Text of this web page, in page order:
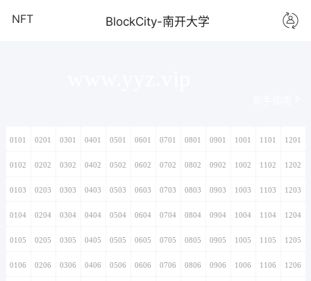
NFT BlockCity-南开大学
0101 0201 0301 0401 0501 0601 0701 0801 0901 1001 1101 1201
0102 0202 0302 0402 0502 0602 0702 0802 0902 1002 1102 1202
0103 0203 0303 0403 0503 0603 0703 0803 0903 1003 1103 1203
0104 0204 0304 0404 0504 0604 0704 0804 0904 1004 1104 1204
0105 0205 0305 0405 0505 0605 0705 0805 0905 1005 1105 1205
0106 0206 0306 0406 0506 0606 0706 0806 0906 1006 1106 1206